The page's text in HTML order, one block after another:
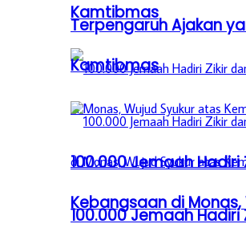
Kamtibmas
100.000 Jemaah Hadiri
Kebangsaan di Monas,
Terpengaruh Ajakan
Kamtibmas
100.000 Jemaah Hadiri